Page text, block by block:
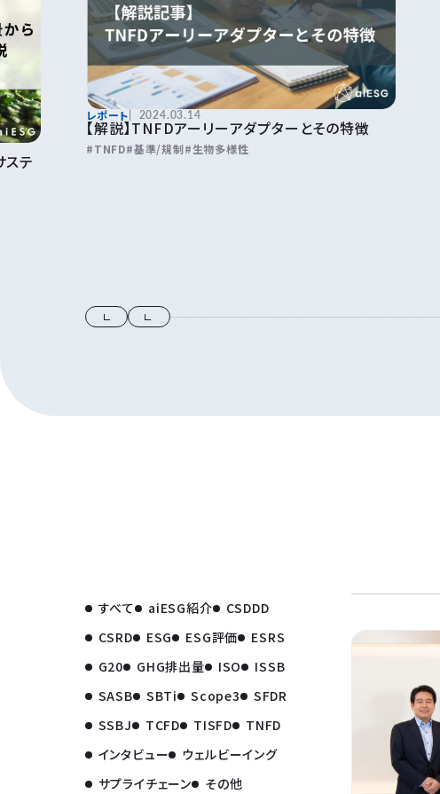
ステ
レポート 2024.03.14
【解説】TNFDアーリーアダプターとその特徴
TNFD 基準/規制 生物多様性
すべて aiESG紹介
CSDDD
CSRD
ESG ESG評価
ESRS
G20
GHG排出量 ISO
ISSB
SASB
SBTi Scope3
SFDR
SSBJ
TCFD TISFD
TNFD
インタビュー
ウェルビーイング
サプライチェーン
その他